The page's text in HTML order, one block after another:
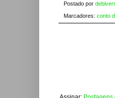
Postado por
Marcadores: conto